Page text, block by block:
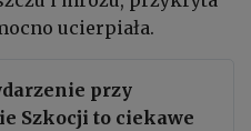
ucierpiała.
przy
Szkocji to ciekawe